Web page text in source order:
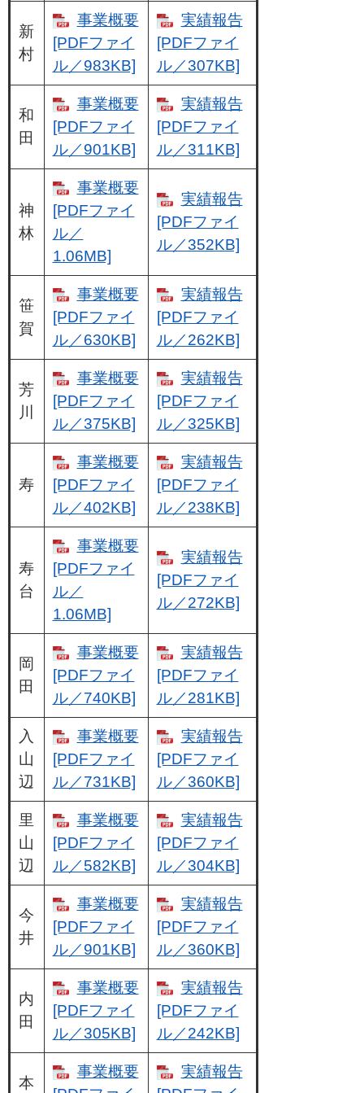
新
村
事業概要
[PDFファイ
ル／983KB]
実績報告
[PDFファイ
ル／307KB]
和
田
事業概要
[PDFファイ
ル／901KB]
実績報告
[PDFファイ
ル／311KB]
神
林
事業概要
[PDFファイ
ル／
1.06MB]
実績報告
[PDFファイ
ル／352KB]
笹
賀
事業概要
[PDFファイ
ル／630KB]
実績報告
[PDFファイ
ル／262KB]
芳
川
事業概要
[PDFファイ
ル／375KB]
実績報告
[PDFファイ
ル／325KB]
寿
事業概要
[PDFファイ
ル／402KB]
実績報告
[PDFファイ
ル／238KB]
寿
台
事業概要
[PDFファイ
ル／
1.06MB]
実績報告
[PDFファイ
ル／272KB]
岡
田
事業概要
[PDFファイ
ル／740KB]
実績報告
[PDFファイ
ル／281KB]
入
山
辺
事業概要
[PDFファイ
ル／731KB]
実績報告
[PDFファイ
ル／360KB]
里
山
辺
事業概要
[PDFファイ
ル／582KB]
実績報告
[PDFファイ
ル／304KB]
今
井
事業概要
[PDFファイ
ル／901KB]
実績報告
[PDFファイ
ル／360KB]
内
田
事業概要
[PDFファイ
ル／305KB]
実績報告
[PDFファイ
ル／242KB]
本
事業概要
実績報告